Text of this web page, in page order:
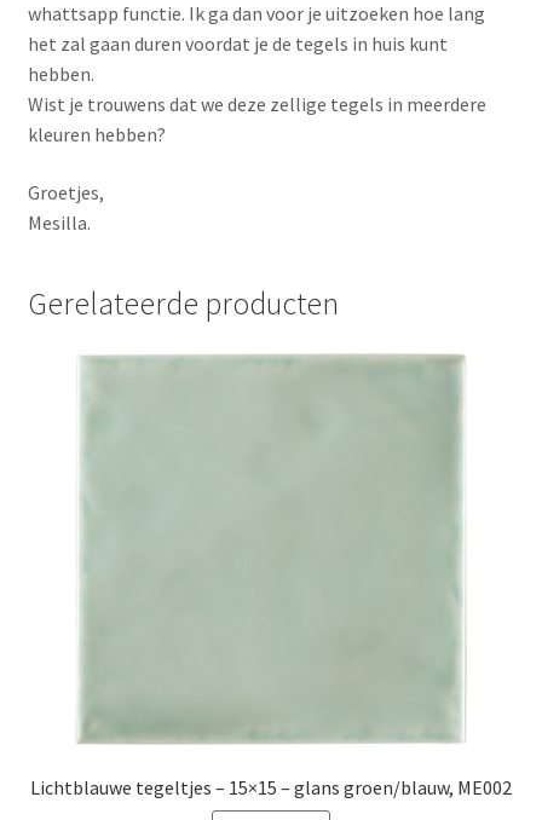
whattsapp functie. Ik ga dan voor je uitzoeken hoe lang
het zal gaan duren voordat je de tegels in huis kunt
hebben.
Wist je trouwens dat we deze zellige tegels in meerdere
kleuren hebben?
Groetjes,
Mesilla.
Gerelateerde producten
Lichtblauwe tegeltjes – 15×15 – glans groen/blauw, ME002